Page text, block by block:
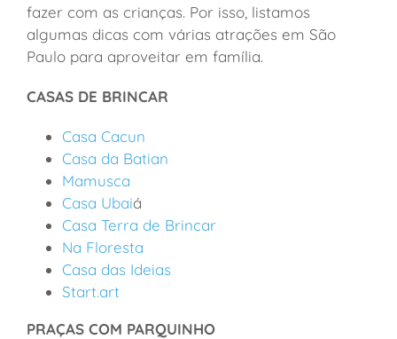
fazer com as crianças. Por isso, listamos
algumas dicas com várias atrações em São
Paulo para aproveitar em família.
CASAS DE BRINCAR
Casa Cacun
Casa da Batian
Mamusca
Casa Ubaiá
Casa Terra de Brincar
Na Floresta
Casa das Ideias
Start.art
PRAÇAS COM PARQUINHO